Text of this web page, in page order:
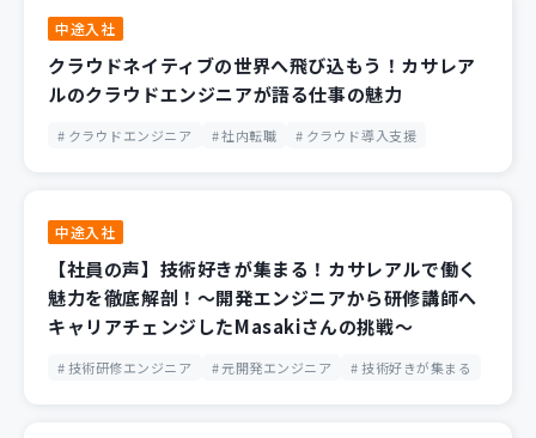
中途入社
クラウドネイティブの世界へ飛び込もう！カサレア
ルのクラウドエンジニアが語る仕事の魅力
クラウドエンジニア 社内転職 クラウド導入支援
中途入社
【社員の声】技術好きが集まる！カサレアルで働く
魅力を徹底解剖！～開発エンジニアから研修講師へ
キャリアチェンジしたMasakiさんの挑戦～
技術研修エンジニア 元開発エンジニア 技術好きが集まる